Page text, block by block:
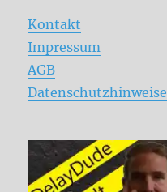
Kontakt
Impressum
AGB
Datenschutzhinweise